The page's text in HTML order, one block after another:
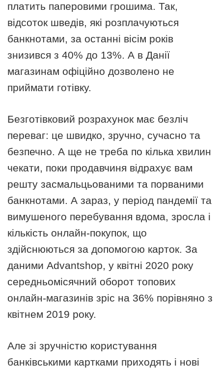
платить паперовими грошима. Так,
відсоток шведів, які розплачуються
банкнотами, за останні вісім років
знизився з 40% до 13%. А в Данії
магазинам офіційно дозволено не
приймати готівку.
Безготівковий розрахунок має безліч
переваг: це швидко, зручно, сучасно та
безпечно. А ще не треба по кілька хвилин
чекати, поки продавчиня відрахує вам
решту засмальцьованими та порваними
банкнотами. А зараз, у період пандемії та
вимушеного перебування вдома, зросла і
кількість онлайн-покупок, що
здійснюються за допомогою карток. За
даними Advantshop, у квітні 2020 року
середньомісячний оборот топових
онлайн-магазинів зріс на 36% порівняно з
квітнем 2019 року.
Але зі зручністю користування
банківськими картками приходять і нові